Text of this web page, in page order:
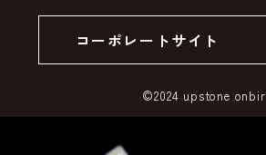
SSLサーバー証明書とは
コーポレートサイト
©2024 upstone onbir